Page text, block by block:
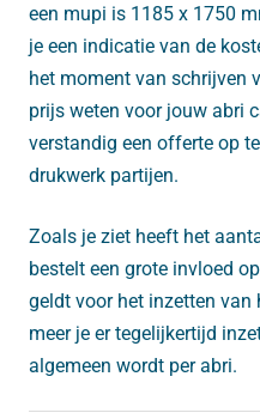
een mupi is 1185 x 1750
je een indicatie van de
het moment van schrijven
prijs weten voor jouw abri
verstandig een offerte op
drukwerk partijen.
Zoals je ziet heeft het
bestelt een grote invloed
geldt voor het inzetten van
meer je er tegelijkertijd
algemeen wordt per abri.